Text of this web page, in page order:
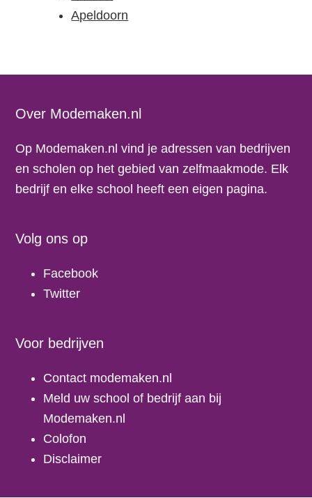
Apeldoorn
Footer
Over Modemaken.nl
Op Modemaken.nl vind je adressen van bedrijven
en scholen op het gebied van zelfmaakmode. Elk
bedrijf en elke school heeft een eigen pagina.
Volg ons op
Facebook
Twitter
Voor bedrijven
Contact modemaken.nl
Meld uw school of bedrijf aan bij
Modemaken.nl
Colofon
Disclaimer